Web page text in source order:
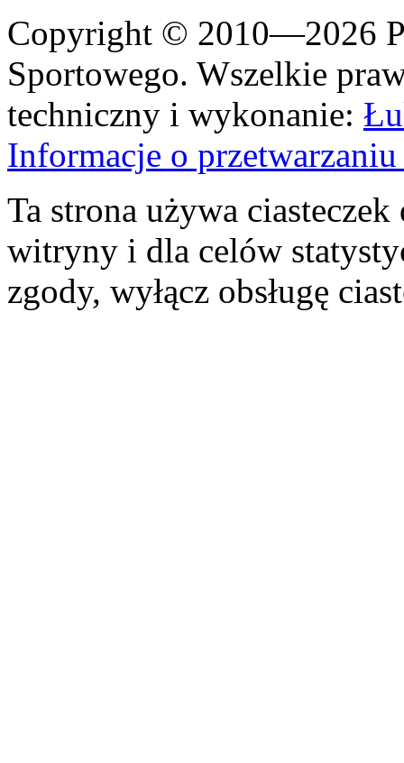
Copyright © 2010—2026
Sportowego. Wszelkie
techniczny i wykonanie:
Informacje o
Ta strona używa
witryny i dla celów
zgody, wyłącz obsługę